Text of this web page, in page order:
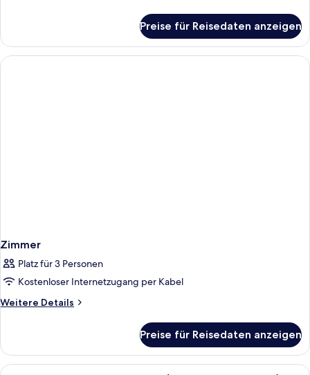
Preise für Reisedaten anzeigen
Zimmer
Platz für 3 Personen
Kostenloser Internetzugang per Kabel
Weitere Details
Weitere
Preise für Reisedaten anzeigen
Alle Ein Hotelzimmer mit einem großen